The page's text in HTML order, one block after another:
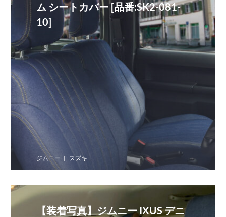
ム シートカバー [品番:SK2-081-
10]
ジムニー スズキ
【装着写真】ジムニー IXUS デニ